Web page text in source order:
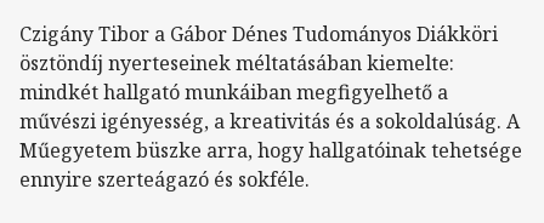
Czigány Tibor a Gábor Dénes Tudományos Diákköri
ösztöndíj nyerteseinek méltatásában kiemelte:
mindkét hallgató munkáiban megfigyelhető a
művészi igényesség, a kreativitás és a sokoldalúság. A
Műegyetem büszke arra, hogy hallgatóinak tehetsége
ennyire szerteágazó és sokféle.